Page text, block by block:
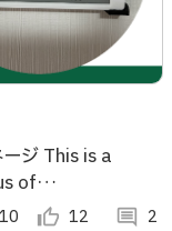
ジ This is a
of
thumb_up_alt 12 comment 2